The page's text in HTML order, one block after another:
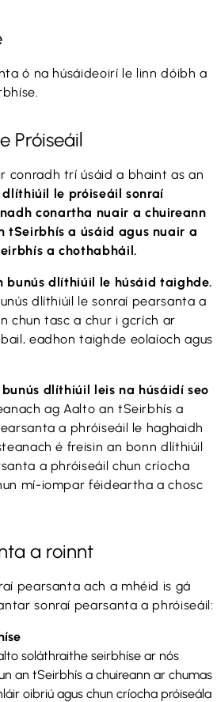
ó na húsáideoirí le linn dóibh a
Próiseáil
conradh trí úsáid a bhaint as an
dlíthiúil le próiseáil sonraí
conartha nuair a chuireann
tSeirbhís a úsáid agus nuair a
a chothabháil.
bunús dlíthiúil le húsáid taighde.
dlíthiúil le sonraí pearsanta a
chun tasc a chur i gcrích ar
eadhon taighde eolaíoch agus
dlíthiúil leis na húsáidí seo
ag Aalto an tSeirbhís a
a phróiseáil le haghaidh
é freisin an bonn dlíthiúil
a phróiseáil chun críocha
mí-iompar féideartha a chosc
a roinnt
pearsanta ach a mhéid is gá
sonraí pearsanta a phróiseáil:
soláthraithe seirbhíse ar nós
an tSeirbhís a chuireann ar chumas
oibriú agus chun críocha próiseála